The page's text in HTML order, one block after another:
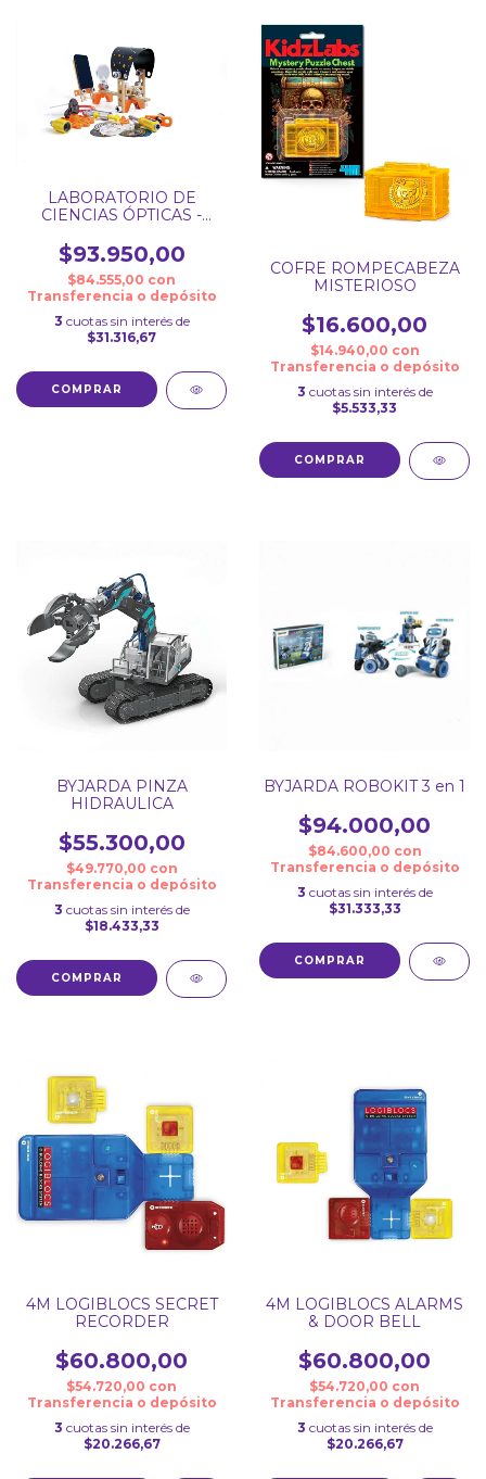
LABORATORIO DE
CIENCIAS ÓPTICAS -
$93.950,00
$84.555,00 con
Transferencia o depósito
3 cuotas sin interés de
$31.316,67
COFRE ROMPECABEZA
MISTERIOSO
$16.600,00
$14.940,00 con
Transferencia o depósito
3 cuotas sin interés de
$5.533,33
BYJARDA PINZA
HIDRAULICA
$55.300,00
$49.770,00 con
Transferencia o depósito
3 cuotas sin interés de
$18.433,33
BYJARDA ROBOKIT 3 en 1
$94.000,00
$84.600,00 con
Transferencia o depósito
3 cuotas sin interés de
$31.333,33
4M LOGIBLOCS SECRET
RECORDER
$60.800,00
$54.720,00 con
Transferencia o depósito
3 cuotas sin interés de
$20.266,67
4M LOGIBLOCS ALARMS
& DOOR BELL
$60.800,00
$54.720,00 con
Transferencia o depósito
3 cuotas sin interés de
$20.266,67